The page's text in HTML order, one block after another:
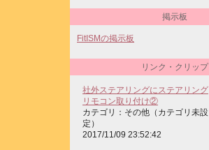
掲示板
FitISMの掲示板
リンク・クリップ
社外ステアリングにステアリング
リモコン取り付け②
カテゴリ：その他（カテゴリ未設
定）
2017/11/09 23:52:42